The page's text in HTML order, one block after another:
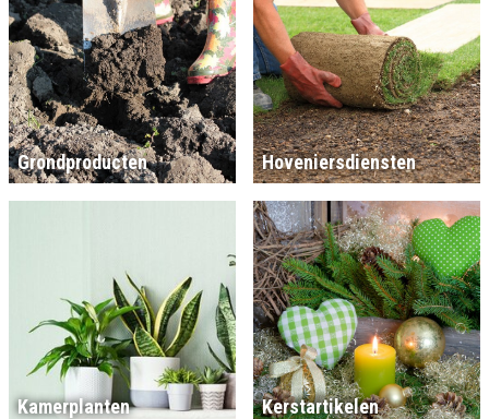
Grondproducten Hoveniersdiensten
Kamerplanten Kerstartikelen